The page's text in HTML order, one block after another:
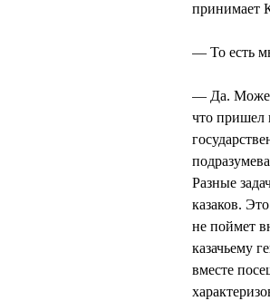
принимает
— То есть
— Да. Может
что пришел
Разные
казаков.
не поймет
казачьему
вместе